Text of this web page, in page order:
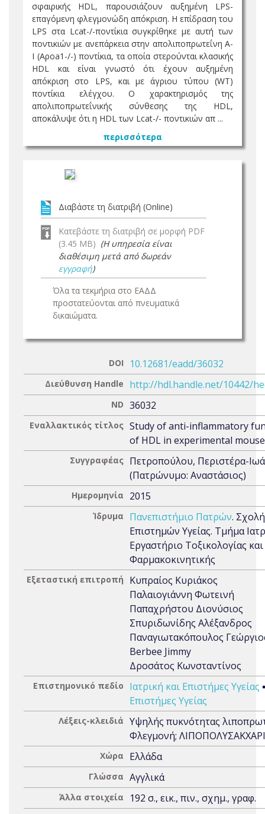
σφαιρικής HDL, παρουσιάζουν αυξημένη LPS-
επαγόμενη φλεγμονώδη απόκριση. Η επίδραση του
LPS στα Lcat-/-ποντίκια συγκρίθηκε με αυτή των
ποντικιών με ανεπάρκεια στην απολιποπρωτεΐνη Α-
Ι (Αροa1-/-) ποντίκια, τα οποία στερούνται κλασικής
HDL και είναι γνωστό ότι έχουν αυξημένη
απόκριση στο LPS, και με άγριου τύπου (WT)
ποντίκια ελέγχου. Ο χαρακτηρισμός της
απολιποπρωτεΐνικής σύνθεσης της HDL,
αποκάλυψε ότι η HDL των Lcat-/- ποντικιών απ ...
περισσότερα
Διαβάστε τη διατριβή (Online)
Κατεβάστε τη διατριβή σε μορφή PDF
(3.45 MB) (Η υπηρεσία είναι
διαθέσιμη μετά από δωρεάν
εγγραφή)
Όλα τα τεκμήρια στο ΕΑΔΔ
προστατεύονται από πνευματικά
δικαιώματα.
DOI 10.12681/eadd/36032
Διεύθυνση Handle http://hdl.handle.net/10442/
ND 36032
Εναλλακτικός τίτλος Study of anti-inflammatory
of HDL in experimental
Συγγραφέας Πετροπούλου, Περιστέρα-
(Πατρώνυμο: Αναστάσιος)
Ημερομηνία 2015
Ίδρυμα Πανεπιστήμιο Πατρών. Σχολή
Επιστημών Υγείας. Τμήμα
Εργαστήριο Τοξικολογίας και
Φαρμακοκινητικής
Εξεταστική επιτροπή
Κυπραίος Κυριάκος
Παλαιογιάννη Φωτεινή
Παπαχρήστου Διονύσιος
Σπυριδωνίδης Αλέξανδρος
Παναγιωτακόπουλος
Berbee Jimmy
Δροσάτος Κωνσταντίνος
Επιστημονικό πεδίο Ιατρική και Επιστήμες Υγείας
Επιστήμες Υγείας
Λέξεις-κλειδιά Υψηλής πυκνότητας
Φλεγμονή;
Χώρα Ελλάδα
Γλώσσα Αγγλικά
Άλλα στοιχεία 192 σ., εικ., πιν., σχημ., γραφ.